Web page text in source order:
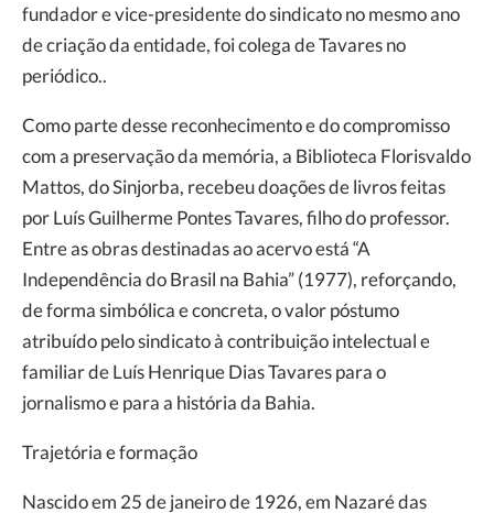
fundador e vice-presidente do sindicato no mesmo ano
de criação da entidade, foi colega de Tavares no
periódico..
Como parte desse reconhecimento e do compromisso
com a preservação da memória, a Biblioteca Florisvaldo
Mattos, do Sinjorba, recebeu doações de livros feitas
por Luís Guilherme Pontes Tavares, filho do professor.
Entre as obras destinadas ao acervo está “A
Independência do Brasil na Bahia” (1977), reforçando,
de forma simbólica e concreta, o valor póstumo
atribuído pelo sindicato à contribuição intelectual e
familiar de Luís Henrique Dias Tavares para o
jornalismo e para a história da Bahia.
Trajetória e formação
Nascido em 25 de janeiro de 1926, em Nazaré das